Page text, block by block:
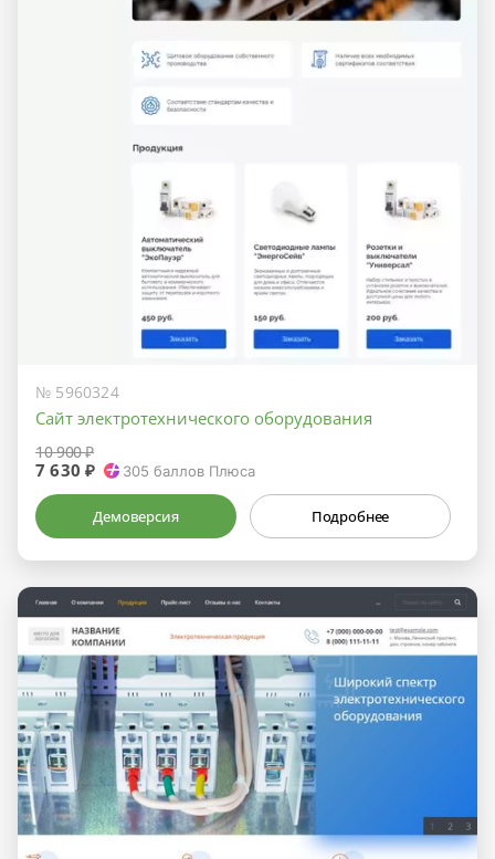
№ 5960324
Сайт электротехнического оборудования
10 900 ₽
7 630 ₽ 305 баллов Плюса
Демоверсия Подробнее